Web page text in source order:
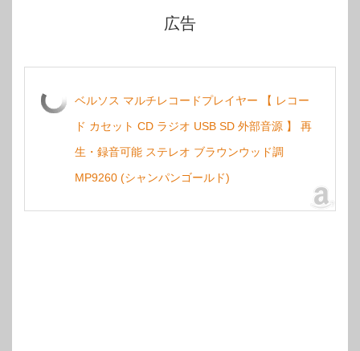
広告
ベルソス マルチレコードプレイヤー 【 レコー
ド カセット CD ラジオ USB SD 外部音源 】 再
生・録音可能 ステレオ ブラウンウッド調
MP9260 (シャンパンゴールド)